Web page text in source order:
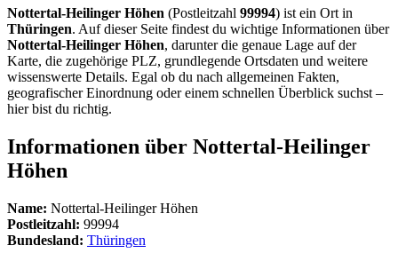
Nottertal-Heilinger Höhen (Postleitzahl 99994) ist ein Ort in
Thüringen. Auf dieser Seite findest du wichtige Informationen über
Nottertal-Heilinger Höhen, darunter die genaue Lage auf der
Karte, die zugehörige PLZ, grundlegende Ortsdaten und weitere
wissenswerte Details. Egal ob du nach allgemeinen Fakten,
geografischer Einordnung oder einem schnellen Überblick suchst –
hier bist du richtig.
Informationen über Nottertal-Heilinger
Höhen
Name: Nottertal-Heilinger Höhen
Postleitzahl: 99994
Bundesland: Thüringen